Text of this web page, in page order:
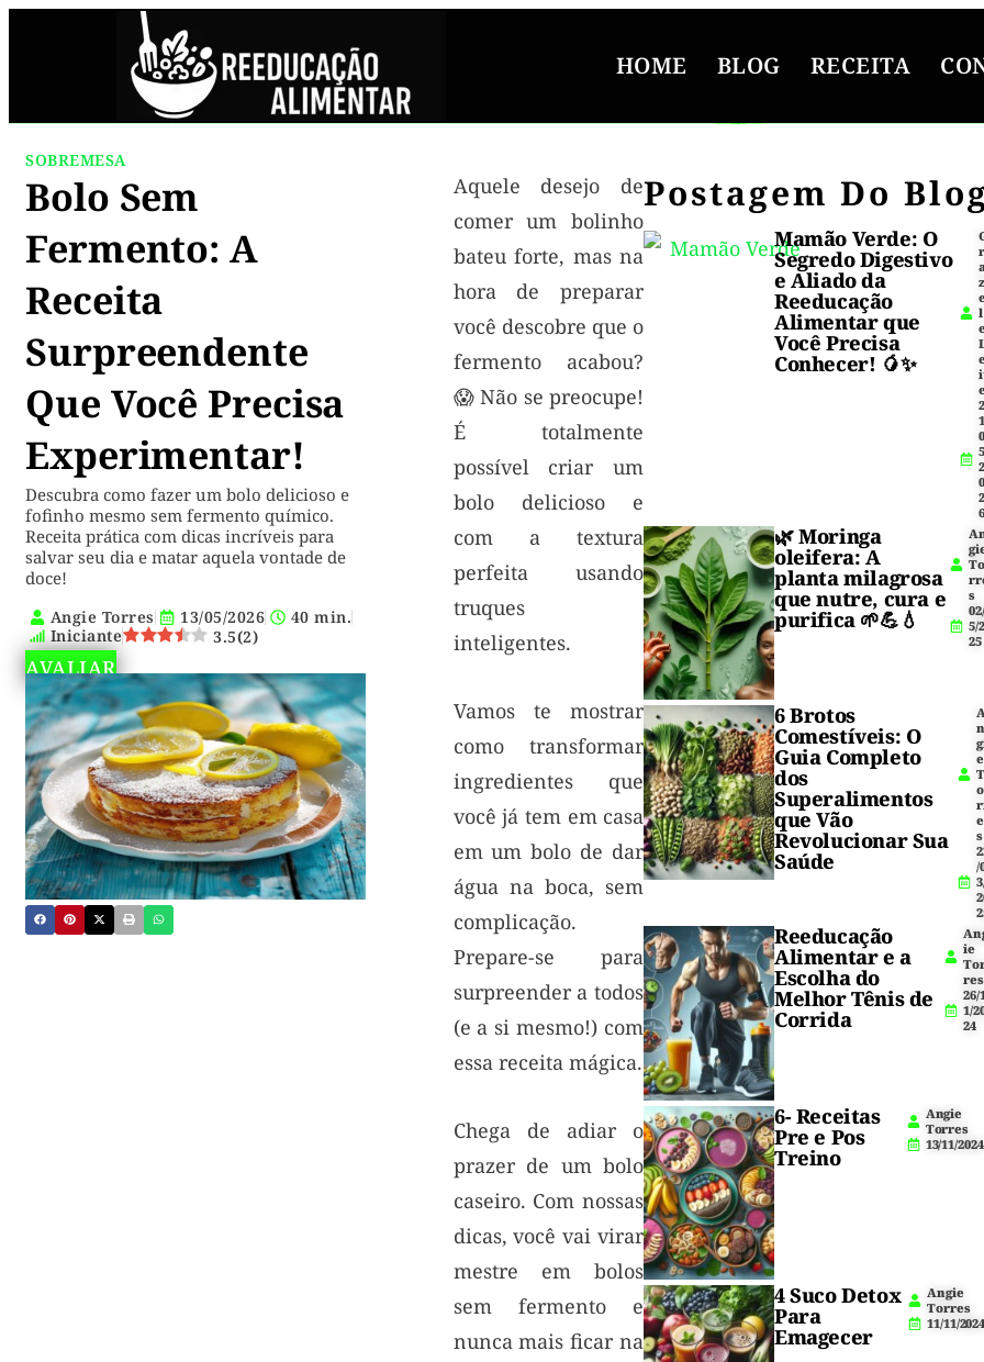
HOME BLOG RECEITA
SOBREMESA
Bolo Sem
Fermento: A
Receita
Surpreendente
Que Você Precisa
Experimentar!
Descubra como fazer um bolo delicioso e
fofinho mesmo sem fermento químico.
Receita prática com dicas incríveis para
salvar seu dia e matar aquela vontade de
doce!
Angie Torres 13/05/2026
40 min.
Iniciante
3.5(2)
AVALIAR
Aquele desejo de
comer um bolinho
bateu forte, mas na
hora de preparar
você descobre que o
fermento acabou?
😱 Não se preocupe!
É totalmente
possível criar um
bolo delicioso e
com a textura
perfeita usando
truques
inteligentes.
Vamos te mostrar
como transformar
ingredientes que
você já tem em casa
em um bolo de dar
água na boca, sem
complicação.
Prepare-se para
surpreender a todos
(e a si mesmo!) com
essa receita mágica.
Chega de adiar o
prazer de um bolo
caseiro. Com nossas
dicas, você vai virar
mestre em bolos
sem fermento e
nunca mais ficar na
Postagem Do
Mamão Verde: O
Segredo Digestivo
e Aliado da
Reeducação
Alimentar que
Você Precisa
Conhecer! 🥭✨
r
l
2
0
2
0
2
6
🌿Moringa
oleifera: A
planta milagrosa
que nutre, cura e
purifica 🌱💪💧
To
s
5/
25
6 Brotos
Comestíveis: O
Guia Completo
dos
Superalimentos
que Vão
Revolucionar Sua
Saúde
n
e
T
o
e
s
/
Reeducação
Alimentar e a
Escolha do
Melhor Tênis de
Corrida
ie
res
26/
1/
24
6- Receitas
Pre e Pos
Treino
Angie
Torres
13/11/2024
4 Suco Detox
Para
Emagecer
Angie
Torres
11/11/2024